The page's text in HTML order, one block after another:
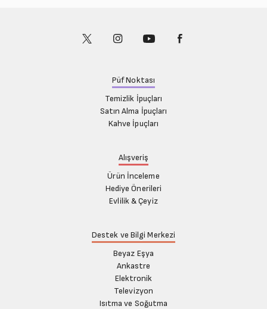
Püf Noktası
Temizlik İpuçları
Satın Alma İpuçları
Kahve İpuçları
Alışveriş
Ürün İnceleme
Hediye Önerileri
Evlilik & Çeyiz
Destek ve Bilgi Merkezi
Beyaz Eşya
Ankastre
Elektronik
Televizyon
Isıtma ve Soğutma